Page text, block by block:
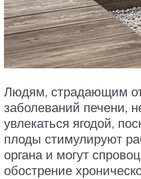
Людям, страдающим
заболеваний печени,
увлекаться ягодой,
плоды стимулируют
органа и могут
обострение